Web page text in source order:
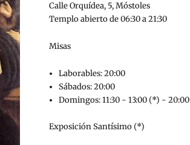
Calle Orquídea, 5, Móstoles
Templo abierto de 06:30 a 21:30
Misas
Laborables: 20:00
Sábados: 20:00
Domingos: 11:30 - 13:00 (*) - 20:00
Exposición Santísimo (*)